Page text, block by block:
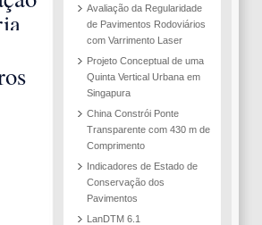
Avaliação da Regularidade
de Pavimentos Rodoviários
com Varrimento Laser
Projeto Conceptual de uma
Quinta Vertical Urbana em
Singapura
China Constrói Ponte
Transparente com 430 m de
Comprimento
Indicadores de Estado de
Conservação dos
Pavimentos
LanDTM 6.1